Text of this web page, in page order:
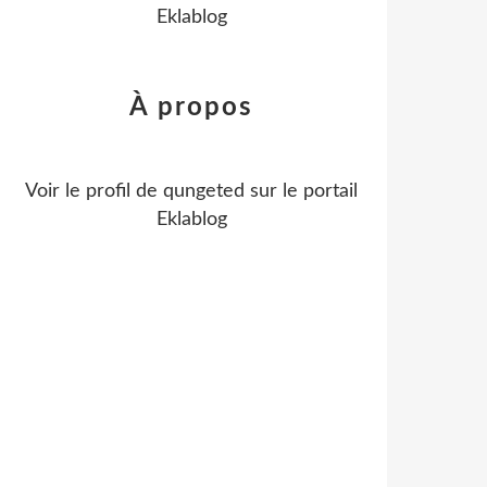
Eklablog
À propos
Voir le profil de qungeted sur le portail
Eklablog